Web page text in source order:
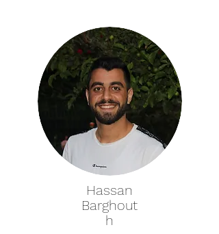
Hassan
Barghout
h